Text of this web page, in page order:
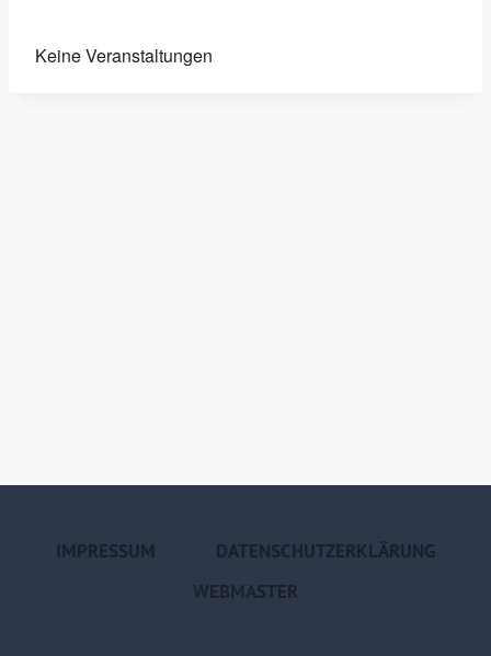
Keine Veranstaltungen
IMPRESSUM
DATENSCHUTZERKLÄRUNG
WEBMASTER